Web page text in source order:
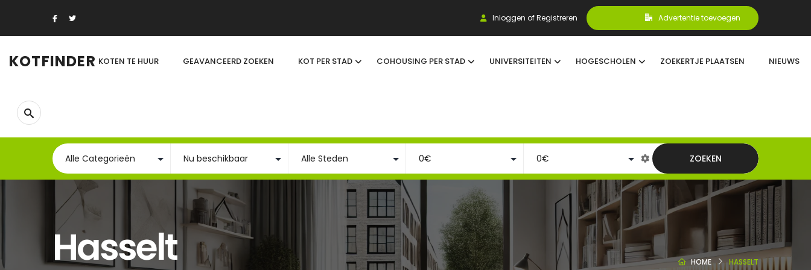
Inloggen of Registreren Advertentie toevoegen
KOTFINDER KOTEN TE HUUR GEAVANCEERD ZOEKEN KOT PER STAD COHOUSING PER STAD UNIVERSITEITEN HOGESCHOLEN ZOEKERTJE PLAATSEN NIEUWS
ZOEKEN
Hasselt HOME HASSELT